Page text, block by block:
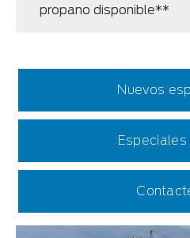
propano disponible**
Nuevos